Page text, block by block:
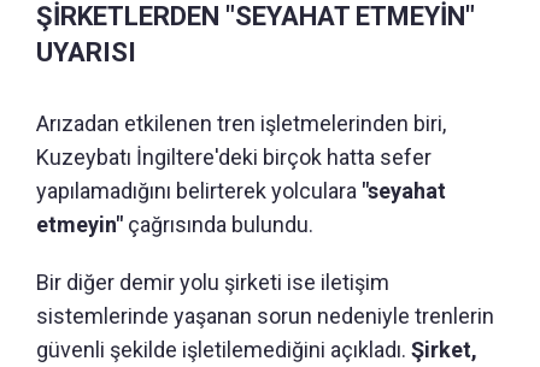
ŞİRKETLERDEN "SEYAHAT ETMEYİN"
UYARISI
Arızadan etkilenen tren işletmelerinden biri,
Kuzeybatı İngiltere'deki birçok hatta sefer
yapılamadığını belirterek yolculara "seyahat
etmeyin" çağrısında bulundu.
Bir diğer demir yolu şirketi ise iletişim
sistemlerinde yaşanan sorun nedeniyle trenlerin
güvenli şekilde işletilemediğini açıkladı. Şirket,